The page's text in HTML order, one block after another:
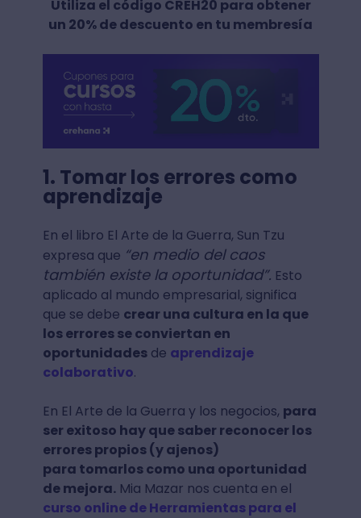
Utiliza el código CREH20 para obtener
un 20% de descuento en tu membresía
1. Tomar los errores como
aprendizaje
En el libro El Arte de la Guerra, Sun Tzu
expresa que “en medio del caos
también existe la oportunidad”. Esto
aplicado al mundo empresarial, significa
que se debe crear una cultura en la que
los errores se conviertan en
oportunidadesde aprendizaje
colaborativo.
En El Arte de la Guerra y los negocios, para
ser exitoso hay que saber reconocer los
errores propios (y ajenos)
para tomarlos como una oportunidad
de mejora.Mia Mazar nos cuenta en el
curso online de Herramientas para el